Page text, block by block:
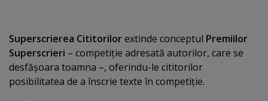
Superscrierea Cititorilorextinde conceptul Premiilor
Superscrieri – competiţie adresată autorilor, care se
desfăşoara toamna –, oferindu-le cititorilor
posibilitatea de a înscrie texte în competiţie.